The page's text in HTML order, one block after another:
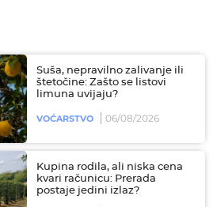
Suša, nepravilno zalivanje ili
štetočine: Zašto se listovi
limuna uvijaju?
VOĆARSTVO 06/08/2026
Kupina rodila, ali niska cena
kvari računicu: Prerada
postaje jedini izlaz?